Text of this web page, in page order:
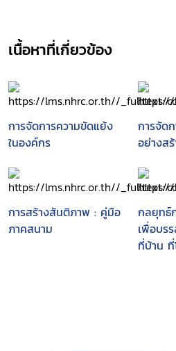
--การดำเนินการกร
เนื้อหาที่เกี่ยวข้อง
การจัดการความขัดแย้ง
ในองค์กร
การจัด
อย่างส
การสร้างสันติภาพ : คู่มือ
ภาคสนาม
กลยุทธ์
เพื่อบร
ที่บ้าน ที่